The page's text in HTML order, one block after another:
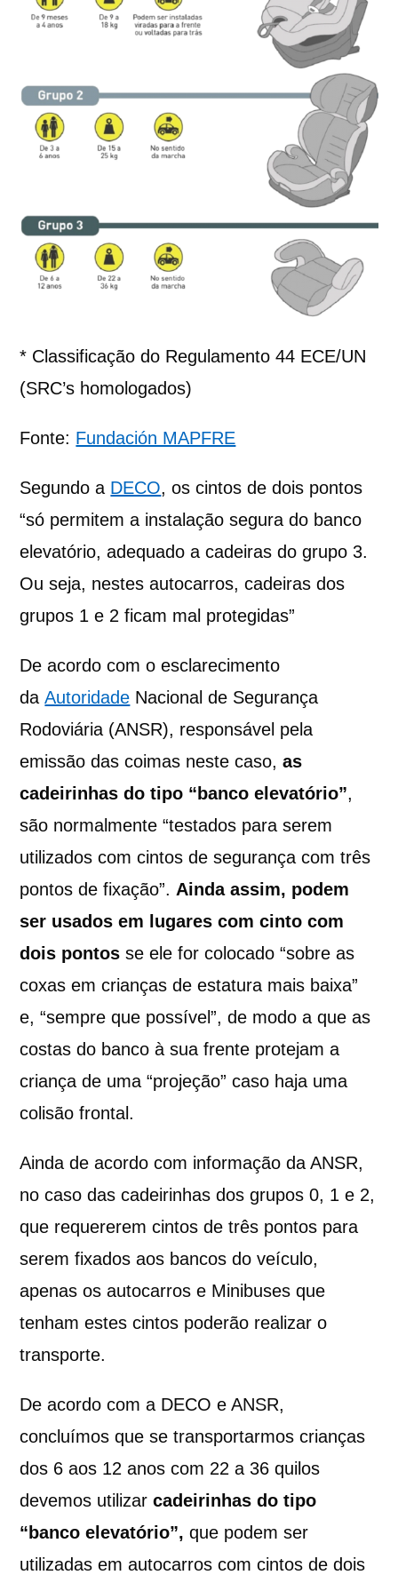
* Classificação do Regulamento 44 ECE/UN
(SRC’s homologados)
Fonte: Fundación MAPFRE
Segundo a DECO, os cintos de dois pontos
“só permitem a instalação segura do banco
elevatório, adequado a cadeiras do grupo 3.
Ou seja, nestes autocarros, cadeiras dos
grupos 1 e 2 ficam mal protegidas”
De acordo com o esclarecimento
daAutoridade Nacional de Segurança
Rodoviária (ANSR), responsável pela
emissão das coimas neste caso,as
cadeirinhas do tipo “banco elevatório”,
são normalmente “testados para serem
utilizados com cintos de segurança com três
pontos de fixação”. Ainda assim, podem
ser usados em lugares com cinto com
dois pontos se ele for colocado “sobre as
coxas em crianças de estatura mais baixa”
e, “sempre que possível”, de modo a que as
costas do banco à sua frente protejam a
criança de uma “projeção” caso haja uma
colisão frontal.
Ainda de acordo com informação da ANSR,
no caso das cadeirinhas dos grupos 0, 1 e 2,
que requererem cintos de três pontos para
serem fixados aos bancos do veículo,
apenas os autocarros e Minibuses que
tenham estes cintos poderão realizar o
transporte.
De acordo com a DECO e ANSR,
concluímos que se transportarmos crianças
dos 6 aos 12 anos com 22 a 36 quilos
devemos utilizar cadeirinhas do tipo
“banco elevatório”, que podem ser
utilizadas em autocarros com cintos de dois